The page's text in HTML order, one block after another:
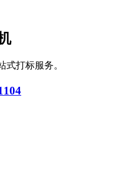
式打标服务。